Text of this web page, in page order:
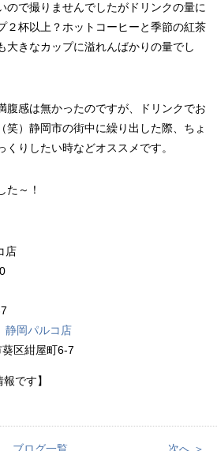
ので撮りませんでしたがドリンクの量に
２杯以上？ホットコーヒーと季節の紅茶
大きなカップに溢れんばかりの量でし
腹感は無かったのですが、ドリンクでお
笑）静岡市の街中に繰り出した際、ちょ
くりしたい時などオススメです。
た～！
店
静岡パルコ店
区紺屋町6-7
です】